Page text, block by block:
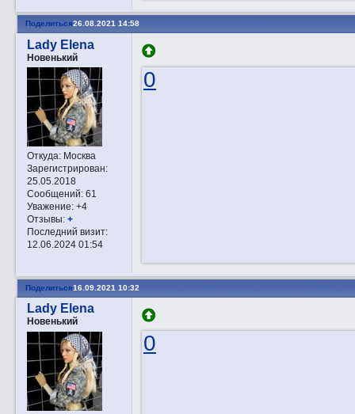
Поделиться26.08.2021 14:58
Lady Elena
Новенький
Откуда:Москва
Зарегистрирован:
25.05.2018
Сообщений:61
Уважение: +4
Отзывы: +
Последний визит:
12.06.2024 01:54
0
Поделиться16.09.2021 10:32
Lady Elena
Новенький
0